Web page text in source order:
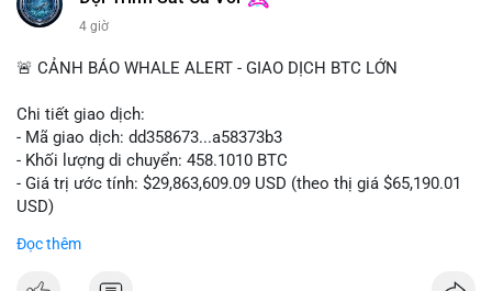
4 giờ
🚨 CẢNH BÁO WHALE ALERT - GIAO DỊCH BTC LỚN
Chi tiết giao dịch:
- Mã giao dịch: dd358673...a58373b3
- Khối lượng di chuyển: 458.1010 BTC
- Giá trị ước tính: $29,863,609.09 USD (theo thị giá $65,190.01
USD)
Đọc thêm